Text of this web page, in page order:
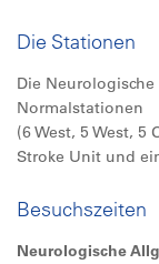
Die Stationen
Die
Normalstationen
(6 West, 5 West,
Stroke Unit und
Besuchszeiten
Neurologische